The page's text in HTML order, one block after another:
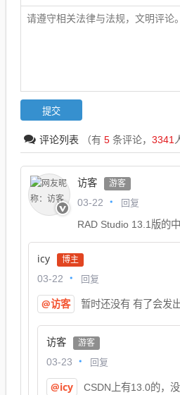
评论列表 （有 5 条评论， 3341
访客 游客
03-22 回复
RAD Studio 13.1版的
icy 博主
03-22 回复
@访客 暂时还没有 有了会发
访客 游客
03-23 回复
@icy
CSDN上有13.0的，